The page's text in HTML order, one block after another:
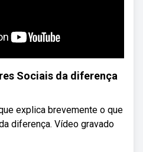
Sociais da diferença
explica brevemente o que
diferença. Vídeo gravado